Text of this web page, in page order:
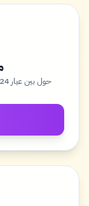
حول بين عيار 24 و 21 و 18 - جميع العيارات من 9 إلى 24 قيراط